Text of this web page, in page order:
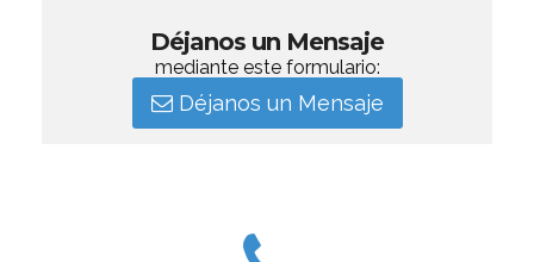
Déjanos un Mensaje
mediante este formulario:
Déjanos un Mensaje